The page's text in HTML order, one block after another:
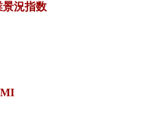
況指数